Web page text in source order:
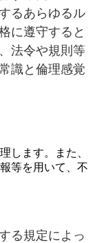
るあらゆるル
に遵守すると
法令や規則等
識と倫理感覚
します。また、
等を用いて、不
る規定によっ